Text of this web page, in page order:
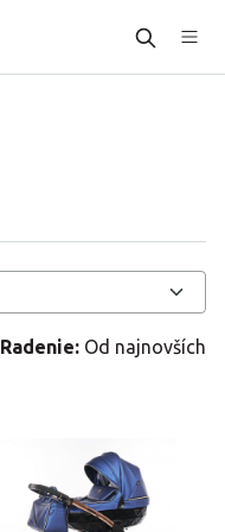
Radenie: Od najnovších